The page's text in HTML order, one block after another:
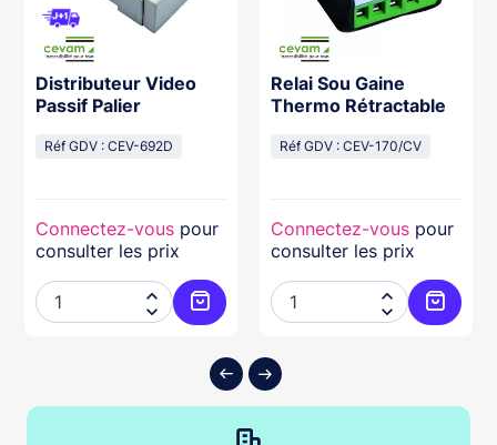
au panier
Distributeur Video
Passif Palier
Réf GDV : CEV-692D
Connectez-vous pour
consulter les prix


Ajouter au panier
Relai Sou Gaine
Thermo Rétractable
Réf GDV : CEV-170/CV
Connectez-vous pour
consulter les prix

